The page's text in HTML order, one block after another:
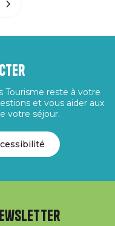
Tourisme reste à votre
et vous aider aux
votre séjour.